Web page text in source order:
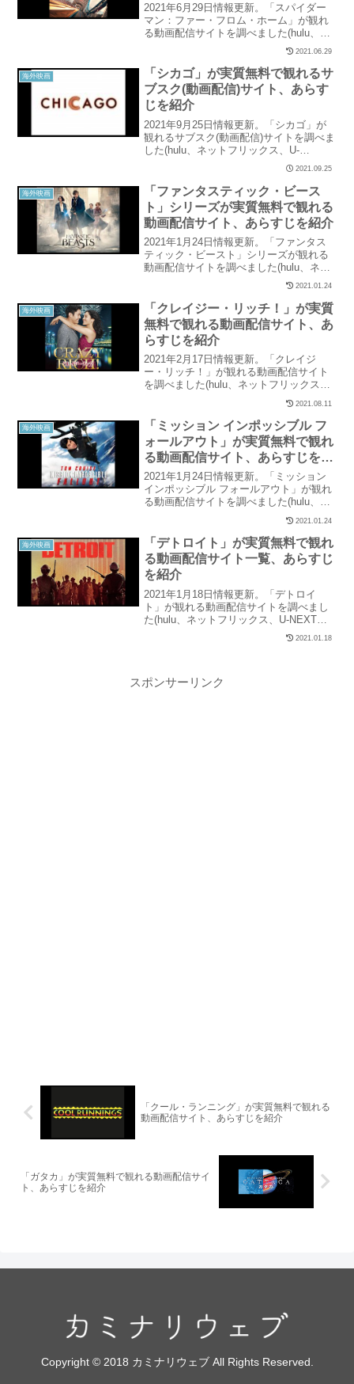
2021年6月29日情報更新。「スパイダー
マン：ファー・フロム・ホーム」が観れ
る動画配信サイトを調べました(hulu、ネ
ットフリックス、U-NEXT、パラビ、ユー
チューブ、アマゾンなど15社を調査)。当
記事では「スパイダーマン：ファー・フ
ロム・ホーム」の配信状況と、実質無料
で観れるサイトを紹介しています。
2021.06.29
海外映画
「シカゴ」が実質無料で観れるサ
ブスク(動画配信)サイト、あらす
じを紹介
2021年9月25日情報更新。「シカゴ」が
観れるサブスク(動画配信)サイトを調べま
した(hulu、ネットフリックス、U-
NEXT、パラビ、ユーチューブ、アマゾン
など15社を調査)。当記事では「シカゴ」
の配信状況と、実質無料で観れるサイト
を紹介しています。
2021.09.25
海外映画
「ファンタスティック・ビース
ト」シリーズが実質無料で観れる
動画配信サイト、あらすじを紹介
2021年1月24日情報更新。「ファンタス
ティック・ビースト」シリーズが観れる
動画配信サイトを調べました(hulu、ネッ
トフリックス、U-NEXT、パラビ、ユーチ
ューブ、アマゾンなど15社を調査)。当記
事では「ファンタスティック・ビース
ト」シリーズの配信状況と、実質無料で
観れるサイトを紹介しています。
2021.01.24
海外映画
「クレイジー・リッチ！」が実質
無料で観れる動画配信サイト、あ
らすじを紹介
2021年2月17日情報更新。「クレイジ
ー・リッチ！」が観れる動画配信サイト
を調べました(hulu、ネットフリックス、
U-NEXT、パラビ、ユーチューブ、アマゾ
ンなど15社を調査)。当記事では「クレイ
ジー・リッチ！」の配信状況と、実質無
料で観れるサイトを紹介しています。
2021.08.11
海外映画
「ミッション インポッシブル フ
ォールアウト」が実質無料で観れ
る動画配信サイト、あらすじを紹
介
2021年1月24日情報更新。「ミッション
インポッシブル フォールアウト」が観れ
る動画配信サイトを調べました(hulu、ネ
ットフリックス、U-NEXT、パラビ、ユー
チューブ、アマゾンなど15社を調査)。当
記事では「ミッション インポッシブル フ
ォールアウト」の配信状況と、実質無料
で観れるサイトを紹介しています。
2021.01.24
海外映画
「デトロイト」が実質無料で観れ
る動画配信サイト一覧、あらすじ
を紹介
2021年1月18日情報更新。「デトロイ
ト」が観れる動画配信サイトを調べまし
た(hulu、ネットフリックス、U-NEXT、
パラビ、ユーチューブ、アマゾンなど15
社を調査)。当記事では「デトロイト」の
2021.01.18
スポンサーリンク
「クール・ランニング」が実質無料で観れる
動画配信サイト、あらすじを紹介
「ガタカ」が実質無料で観れる動画配信サイ
ト、あらすじを紹介
Copyright © 2018 カミナリウェブ All Rights Reserved.